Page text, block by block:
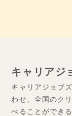
キャリアジ
キャリアジョブ
わせ、全国のク
べることができ